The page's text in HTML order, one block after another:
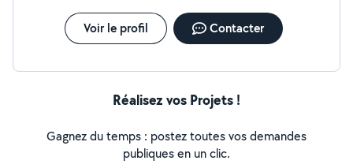
Voir le profil Contacter
Réalisez vos Projets !
Gagnez du temps : postez toutes vos demandes
publiques en un clic.